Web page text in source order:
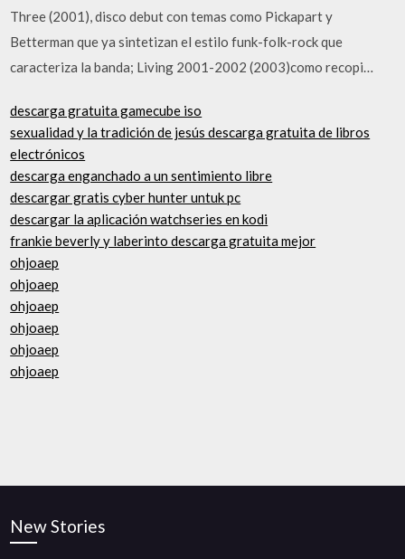
Three (2001), disco debut con temas como Pickapart y
Betterman que ya sintetizan el estilo funk-folk-rock que
caracteriza la banda; Living 2001-2002 (2003)como recopi…
descarga gratuita gamecube iso
sexualidad y la tradición de jesús descarga gratuita de libros
electrónicos
descarga enganchado a un sentimiento libre
descargar gratis cyber hunter untuk pc
descargar la aplicación watchseries en kodi
frankie beverly y laberinto descarga gratuita mejor
ohjoaep
ohjoaep
ohjoaep
ohjoaep
ohjoaep
ohjoaep
New Stories